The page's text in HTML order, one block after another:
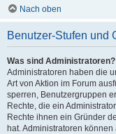
Nach oben
Benutzer-Stufen und
Was sind Administratoren?
Administratoren haben die
Art von Aktion im Forum
sperren, Benutzergruppen
Rechte, die ein
Rechte ihnen ein Gründer
hat. Administratoren